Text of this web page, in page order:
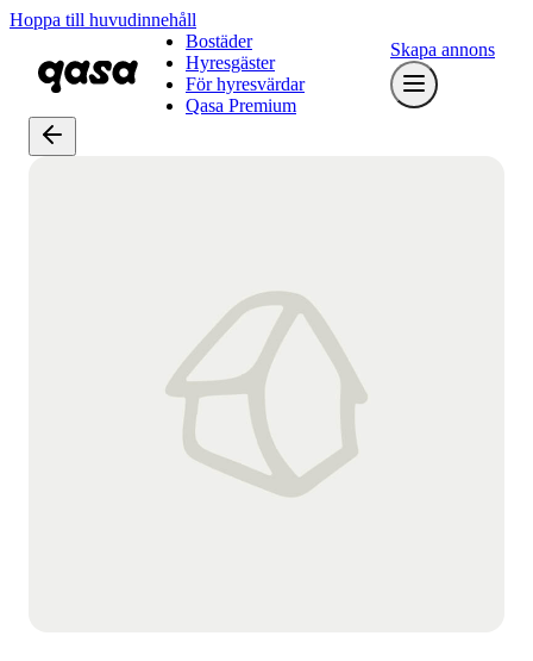
Hoppa till huvudinnehåll
Bostäder
Hyresgäster
För hyresvärdar
Qasa Premium
Skapa annons